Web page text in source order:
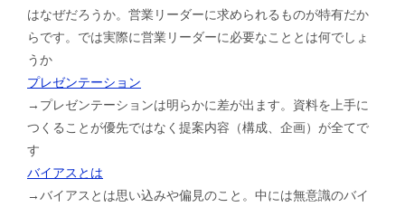
はなぜだろうか。営業リーダーに求められるものが特有だか
らです。では実際に営業リーダーに必要なこととは何でしょ
うか
プレゼンテーション
→プレゼンテーションは明らかに差が出ます。資料を上手に
つくることが優先ではなく提案内容（構成、企画）が全てで
す
バイアスとは
→バイアスとは思い込みや偏見のこと。中には無意識のバイ